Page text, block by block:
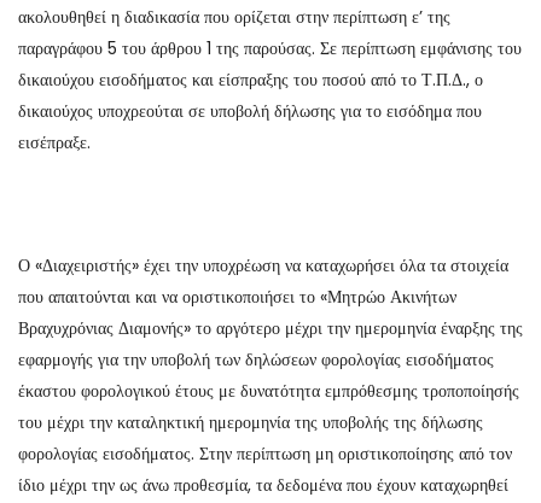
ακολουθηθεί η διαδικασία που ορίζεται στην περίπτωση ε’ της
παραγράφου 5 του άρθρου 1 της παρούσας. Σε περίπτωση εμφάνισης του
δικαιούχου εισοδήματος και είσπραξης του ποσού από το Τ.Π.Δ., ο
δικαιούχος υποχρεούται σε υποβολή δήλωσης για το εισόδημα που
εισέπραξε.
Ο «Διαχειριστής» έχει την υποχρέωση να καταχωρήσει όλα τα στοιχεία
που απαιτούνται και να οριστικοποιήσει το «Μητρώο Ακινήτων
Βραχυχρόνιας Διαμονής» το αργότερο μέχρι την ημερομηνία έναρξης της
εφαρμογής για την υποβολή των δηλώσεων φορολογίας εισοδήματος
έκαστου φορολογικού έτους με δυνατότητα εμπρόθεσμης τροποποίησής
του μέχρι την καταληκτική ημερομηνία της υποβολής της δήλωσης
φορολογίας εισοδήματος. Στην περίπτωση μη οριστικοποίησης από τον
ίδιο μέχρι την ως άνω προθεσμία, τα δεδομένα που έχουν καταχωρηθεί